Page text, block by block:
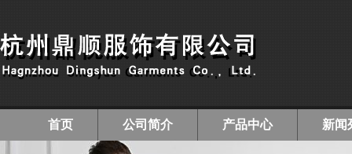
首页 公司简介 产品中心 新闻